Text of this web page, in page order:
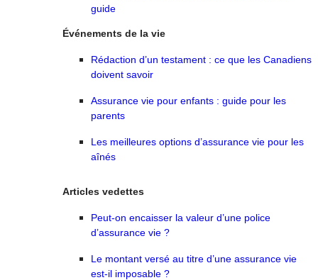
guide
Événements de la vie
Rédaction d’un testament : ce que les Canadiens
doivent savoir
Assurance vie pour enfants : guide pour les
parents
Les meilleures options d’assurance vie pour les
aînés
Articles vedettes
Peut-on encaisser la valeur d’une police
d’assurance vie ?
Le montant versé au titre d’une assurance vie
est-il imposable ?